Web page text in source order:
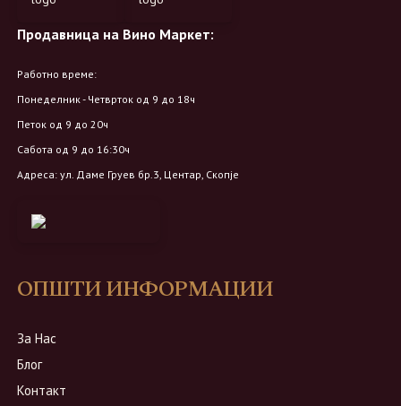
Продавница на Вино Маркет:
Работно време:
Понеделник - Четврток од 9 до 18ч
Петок од 9 до 20ч
Сабота од 9 до 16:30ч
Адреса: ул. Даме Груев бр.3, Центар, Скопје
ОПШТИ ИНФОРМАЦИИ
За Нас
Блог
Контакт